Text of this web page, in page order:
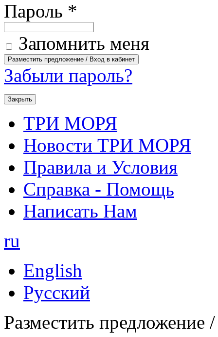
Пароль *
Запомнить меня
Забыли пароль?
Закрыть
ТРИ МОРЯ
Новости ТРИ МОРЯ
Правила и Условия
Справка - Помощь
Написать Нам
ru
English
Русский
Разместить предложение